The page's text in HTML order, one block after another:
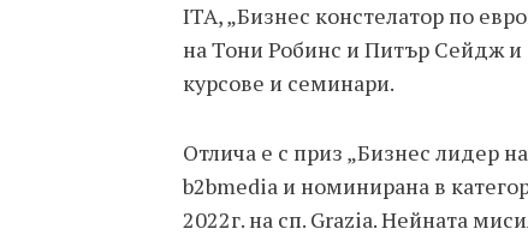
ITA, „Бизнес констелатор по
на Тони Робинс и Питър Сейдж
курсове и семинари.
Отлича е с приз „Бизнес лидер
b2bmedia и номинирана в
2022г. на сп. Grazia. Нейната